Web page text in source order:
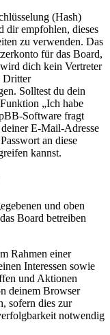
(Hash)
dir empfohlen, dieses
zu verwenden. Das
für das Board,
dich kein Vertreter
Dritter
Solltest du dein
„Ich habe
Software fragt
E-Mail-Adresse
an diese
kannst.
und oben
Board betreiben
Rahmen einer
Interessen sowie
und Aktionen
deinem Browser
sofern dies zur
notwendig